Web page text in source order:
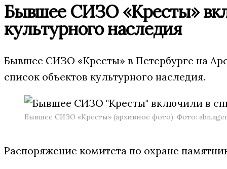
Бывшее СИЗО «Кресты»
культурного наследия
Бывшее СИЗО «Кресты» в Петербурге на
список объектов культурного наследия.
Бывшее СИЗО «Кресты» (архивное фото). Фото:
Распоряжение комитета по охране